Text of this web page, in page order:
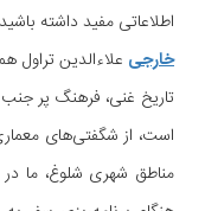
اطلاعاتی مفید داشته
خارجی علاءالدین تراول
تاریخ غنی، فرهنگ پر
است، از شگفتی‌های
مناطق شهری شلوغ، ما در